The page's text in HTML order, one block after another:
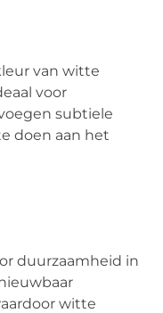
van witte
voor
subtiele
doen aan het
duurzaamheid in
witte